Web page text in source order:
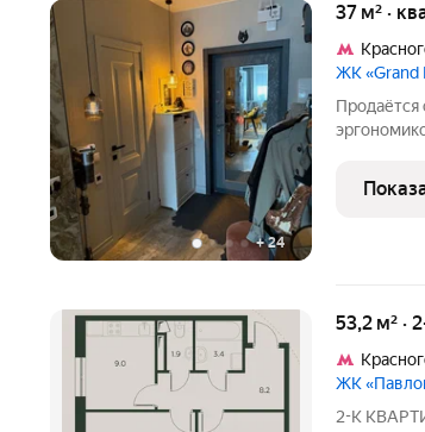
+24
37 м² ·
ЖК
Продаётся
комфорт и
53,2 м²
ЖК
2-К